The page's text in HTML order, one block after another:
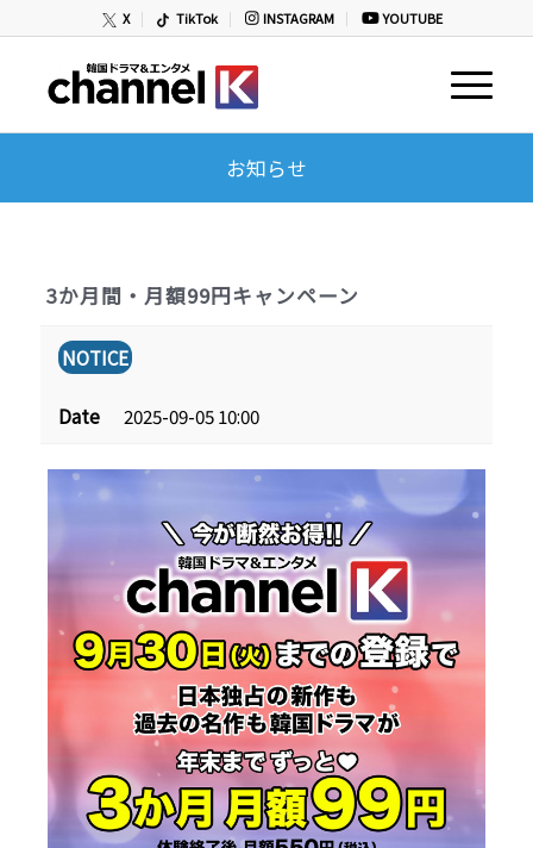
X TikTok INSTAGRAM YOUTUBE
お知らせ
3か月間・月額99円キャンペーン
NOTICE
Date 2025-09-05 10:00